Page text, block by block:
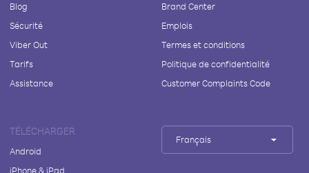
Blog
Sécurité
Viber Out
Tarifs
Assistance
Brand Center
Emplois
Termes et conditions
Politique de confidentialité
Customer Complaints Code
TÉLÉCHARGER
Android
iPhone & iPad
Français